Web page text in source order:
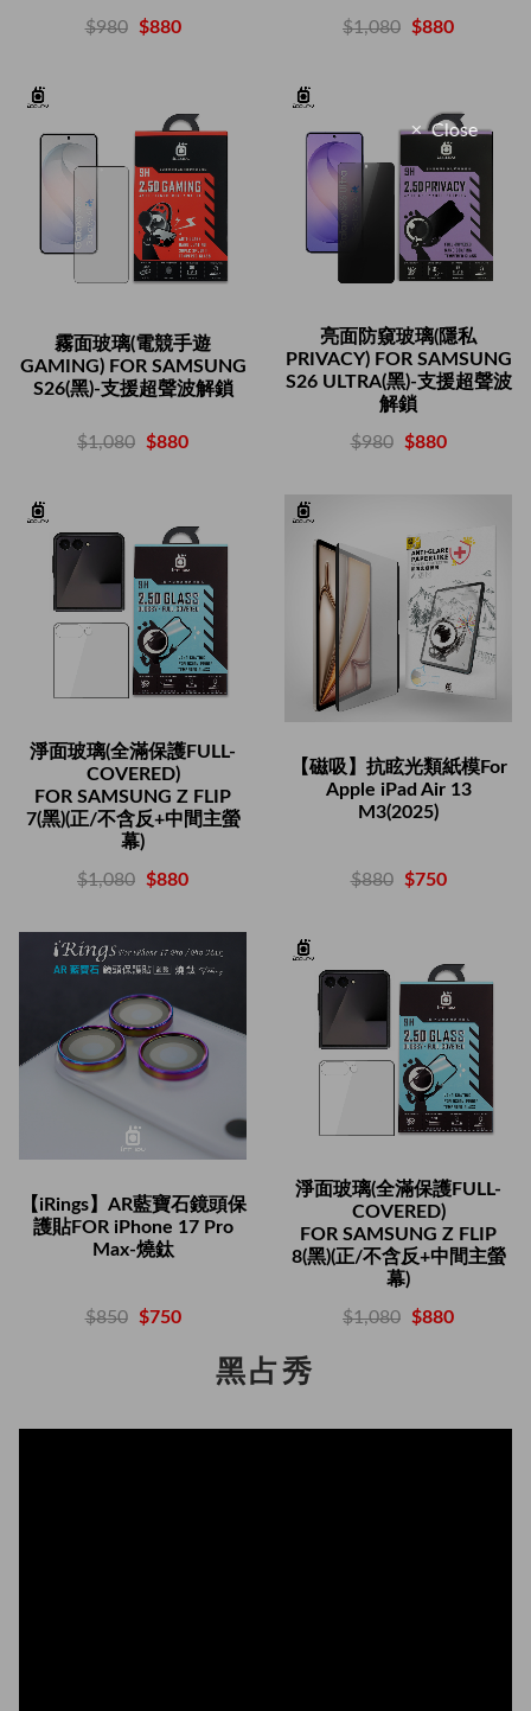
$980 $880 $1,080 $880
霧面玻璃(電競手遊
GAMING) FOR SAMSUNG
S26(黑)-支援超聲波解鎖
$1,080 $880
亮面防窺玻璃(隱私
PRIVACY) FOR SAMSUNG
S26 ULTRA(黑)-支援超聲波
解鎖
$980 $880
淨面玻璃(全滿保護FULL-
COVERED)
FOR SAMSUNG Z FLIP
7(黑)(正/不含反+中間主螢
幕)
$1,080 $880
【磁吸】抗眩光類紙模For
Apple iPad Air 13
M3(2025)
$880 $750
【iRings】AR藍寶石鏡頭保
護貼FOR iPhone 17 Pro
Max-燒鈦
$850 $750
淨面玻璃(全滿保護FULL-
COVERED)
FOR SAMSUNG Z FLIP
8(黑)(正/不含反+中間主螢
幕)
$1,080 $880
黑占秀
Close